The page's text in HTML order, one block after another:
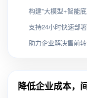
构建"大模型+智能
支持24小时快速部
助力企业解决售前
降低企业成本，